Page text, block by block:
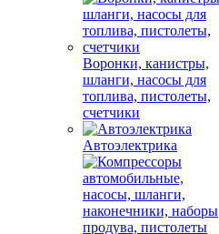
Воронки, канистры,
шланги, насосы для
топлива, пистолеты,
счетчики
Автоэлектрика